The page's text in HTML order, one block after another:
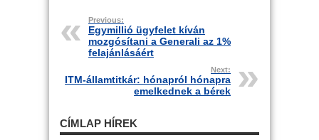
Previous:
Egymillió ügyfelet kíván
mozgósítani a Generali az 1%
felajánlásáért
Next:
ITM-államtitkár: hónapról hónapra
emelkednek a bérek
CÍMLAP HÍREK